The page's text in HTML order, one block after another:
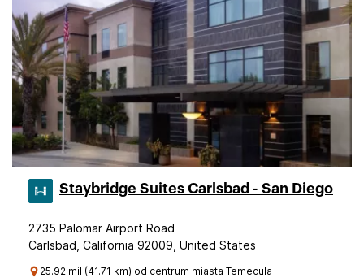
Staybridge Suites Carlsbad - San Diego
2735 Palomar Airport Road
Carlsbad, California 92009, United States
25.92 mil (41.71 km) od centrum miasta Temecula